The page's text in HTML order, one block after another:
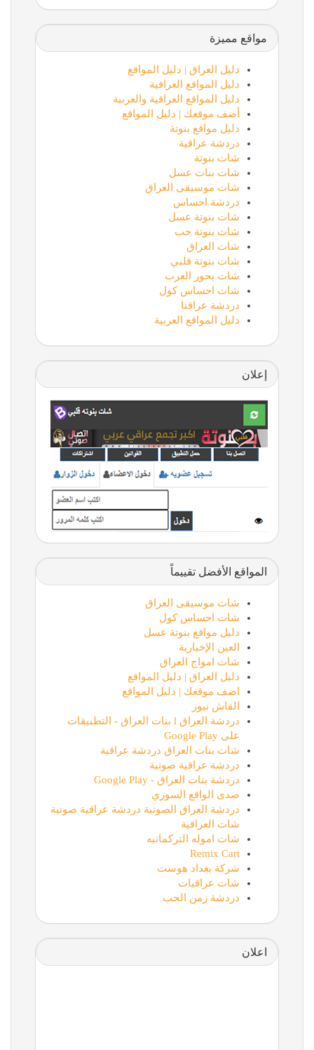
مواقع مميزة
دليل العراق | دليل المواقع
دليل المواقع العراقية
دليل المواقع العراقية والعربية
أضف موقعك | دليل المواقع
دليل مواقع بنوتة
دردشة عراقية
شات بنوتة
شات بنات عسل
شات موسيقى العراق
دردشة احساس
شات بنوتة عسل
شات بنوتة حب
شات العراق
شات بنوتة قلبي
شات بحور العرب
شات احساس كول
دردشة عراقنا
دليل المواقع العربية
إعلان
المواقع الأفضل تقييماً
شات موسيقى العراق
شات احساس كول
دليل مواقع بنوتة عسل
العين الإخبارية
شات امواج العراق
دليل العراق | دليل المواقع
اضف موقعك | دليل المواقع
القاش نيوز
دردشة العراق l بنات العراق - التطبيقات
على Google Play
شات بنات العراق دردشة عراقية
دردشة عراقية صوتية
دردشة بنات العراق - Google Play
صدى الواقع السوري
دردشة العراق الصوتية دردشة عراقية صوتية
شات العراقية
شات اموله التركمانيه
Remix Cart
شركة بغداد هوست
شات عراقيات
دردشة زمن الحب
اعلان